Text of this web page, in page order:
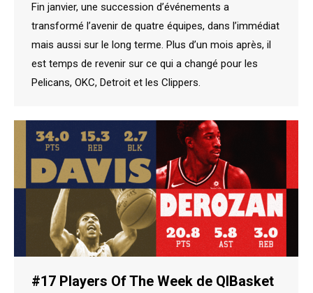
Fin janvier, une succession d’événements a
transformé l’avenir de quatre équipes, dans l’immédiat
mais aussi sur le long terme. Plus d’un mois après, il
est temps de revenir sur ce qui a changé pour les
Pelicans, OKC, Detroit et les Clippers.
#17 Players Of The Week de QIBasket